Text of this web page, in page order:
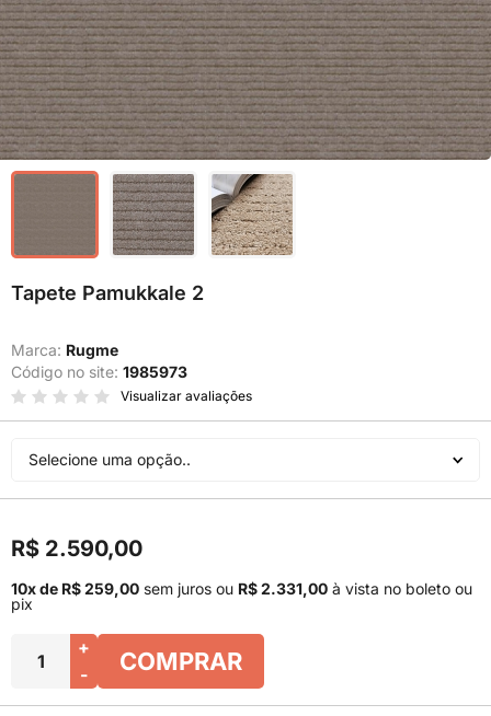
Tapete Pamukkale 2
Marca: Rugme
Código no site: 1985973
Visualizar avaliações
Selecione uma opção..
R$ 2.590,00
10x de R$ 259,00 sem juros ou R$ 2.331,00 à vista no boleto ou
pix
+
-
COMPRAR